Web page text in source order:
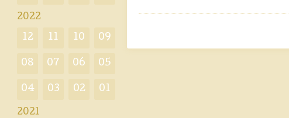
2022
12 11 10 09
08 07 06 05
04 03 02 01
2021